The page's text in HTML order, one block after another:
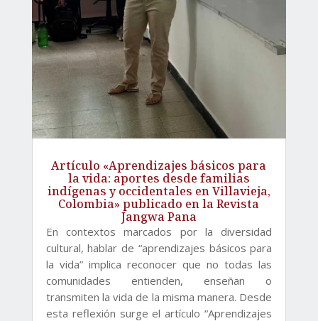
Artículo «Aprendizajes básicos para
la vida: aportes desde familias
indígenas y occidentales en Villavieja,
Colombia» publicado en la Revista
Jangwa Pana
En contextos marcados por la diversidad
cultural, hablar de “aprendizajes básicos para
la vida” implica reconocer que no todas las
comunidades entienden, enseñan o
transmiten la vida de la misma manera. Desde
esta reflexión surge el artículo “Aprendizajes